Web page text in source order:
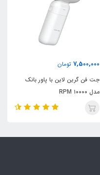
7,500,000 تومان
جت فن گرین لاین با پاور بانک
مدل ۱۰۰۰۰ RPM